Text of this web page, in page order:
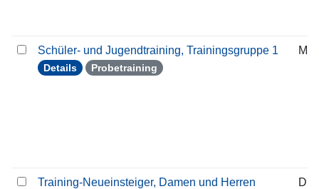
Schüler- und Jugendtraining, Trainingsgruppe 1
Details Probetraining
Training-Neueinsteiger, Damen und Herren